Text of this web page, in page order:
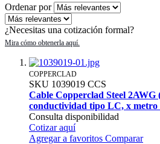
Ordenar por
¿Necesitas una cotización formal?
COPPERCLAD
SKU 1039019 CCS
Cable Copperclad Steel 2AWG
conductividad tipo LC, x metro
Consulta disponibilidad
Cotizar aquí
Agregar a favoritos Comparar